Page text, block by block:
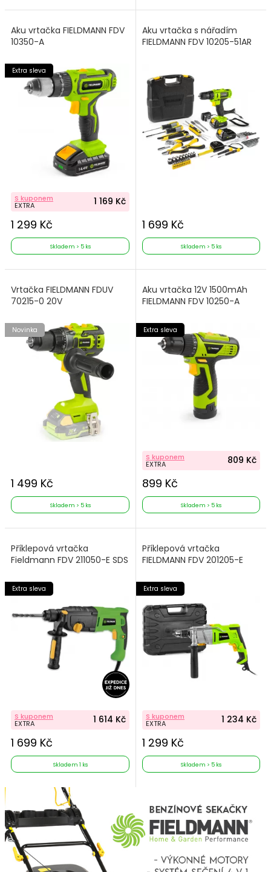
Aku vrtačka FIELDMANN FDV
10350-A
Extra sleva
S kuponem
EXTRA 1 169 Kč
1 299 Kč
Skladem > 5 ks
Aku vrtačka s nářadím
FIELDMANN FDV 10205-51AR
1 699 Kč
Skladem > 5 ks
Vrtačka FIELDMANN FDUV
70215-0 20V
Novinka
1 499 Kč
Skladem > 5 ks
Aku vrtačka 12V 1500mAh
FIELDMANN FDV 10250-A
Extra sleva
S kuponem
EXTRA 809 Kč
899 Kč
Skladem > 5 ks
Příklepová vrtačka
Fieldmann FDV 211050-E SDS
Extra sleva
S kuponem
EXTRA 1 614 Kč
1 699 Kč
Skladem 1 ks
Příklepová vrtačka
FIELDMANN FDV 201205-E
Extra sleva
S kuponem
EXTRA 1 234 Kč
1 299 Kč
Skladem > 5 ks